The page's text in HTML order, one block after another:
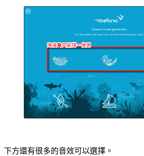
下方還有很多的音效可以選擇。